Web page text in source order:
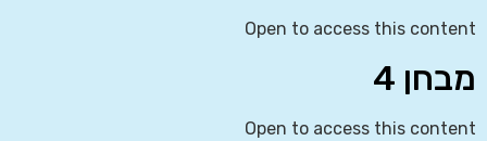
Open to access this content
מבחן 4
Open to access this content